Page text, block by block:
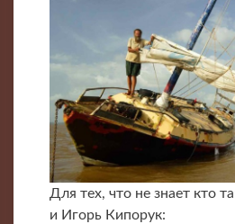
Для тех, что не знает кто
и Игорь Кипорук: